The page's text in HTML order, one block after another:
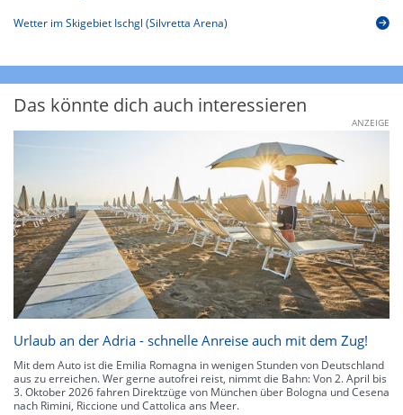
Wetter im Skigebiet Ischgl (Silvretta Arena)
Das könnte dich auch interessieren
ANZEIGE
Urlaub an der Adria - schnelle Anreise auch mit dem Zug!
Mit dem Auto ist die Emilia Romagna in wenigen Stunden von Deutschland
aus zu erreichen. Wer gerne autofrei reist, nimmt die Bahn: Von 2. April bis
3. Oktober 2026 fahren Direktzüge von München über Bologna und Cesena
nach Rimini, Riccione und Cattolica ans Meer.